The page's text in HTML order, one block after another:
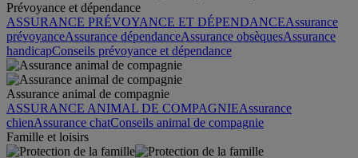
Prévoyance et dépendance
ASSURANCE PRÉVOYANCE ET DÉPENDANCEAssurance
prévoyanceAssurance dépendanceAssurance obsèquesAssurance
handicapConseils prévoyance et dépendance
Assurance animal de compagnie
ASSURANCE ANIMAL DE COMPAGNIEAssurance
chienAssurance chatConseils animal de compagnie
Famille et loisirs